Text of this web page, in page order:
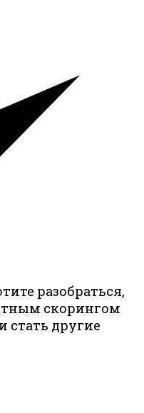
разобраться,
скорингом
другие